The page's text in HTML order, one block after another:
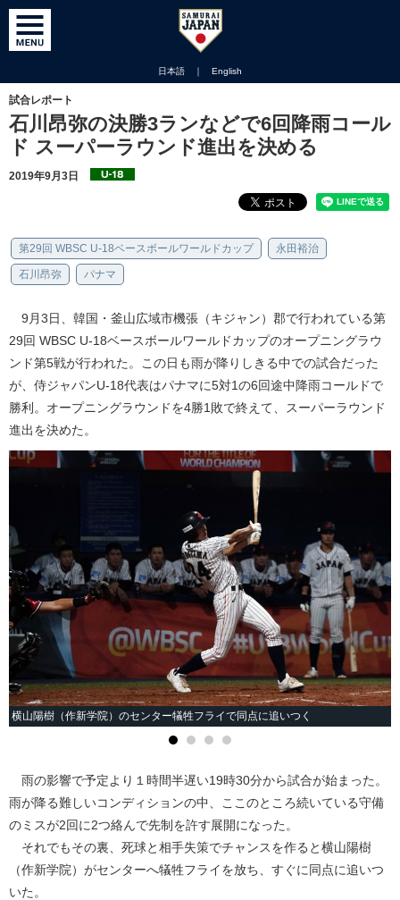
日本語 ｜ English
試合レポート
石川昂弥の決勝3ランなどで6回降雨コール
ド スーパーラウンド進出を決める
2019年9月3日
第29回 WBSC U-18ベースボールワールドカップ 永田裕治
石川昂弥 パナマ
9月3日、韓国・釜山広域市機張（キジャン）郡で行われている第
29回 WBSC U-18ベースボールワールドカップのオープニングラウ
ンド第5戦が行われた。この日も雨が降りしきる中での試合だった
が、侍ジャパンU-18代表はパナマに5対1の6回途中降雨コールドで
勝利。オープニングラウンドを4勝1敗で終えて、スーパーラウンド
進出を決めた。
横山陽樹（作新学院）のセンター犠牲フライで同点に追いつく
雨の影響で予定より１時間半遅い19時30分から試合が始まった。
雨が降る難しいコンディションの中、ここのところ続いている守備
のミスが2回に2つ絡んで先制を許す展開になった。
それでもその裏、死球と相手失策でチャンスを作ると横山陽樹
（作新学院）がセンターへ犠牲フライを放ち、すぐに同点に追いつ
いた。